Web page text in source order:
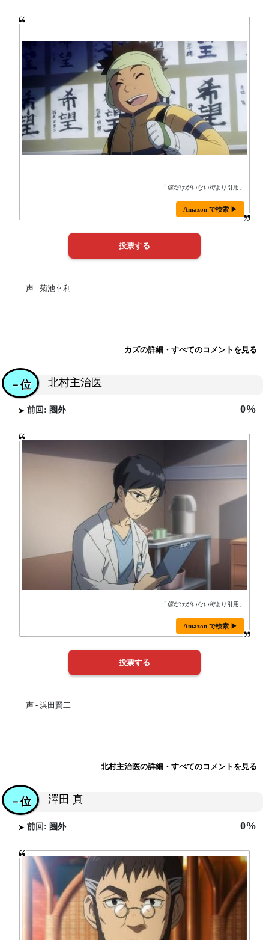
「僕だけがいない街より引用」
Amazon で検索 ▶
声 - 菊池幸利
カズの詳細・すべてのコメントを見る
北村主治医
－位
前回: 圏外 0%
「僕だけがいない街より引用」
Amazon で検索 ▶
声 - 浜田賢二
北村主治医の詳細・すべてのコメントを見る
澤田 真
－位
前回: 圏外 0%